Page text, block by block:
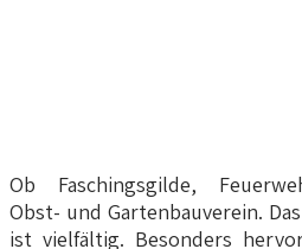
Ob Faschingsgilde,
Obst- und Gartenbauverein.
ist vielfältig. Besonders